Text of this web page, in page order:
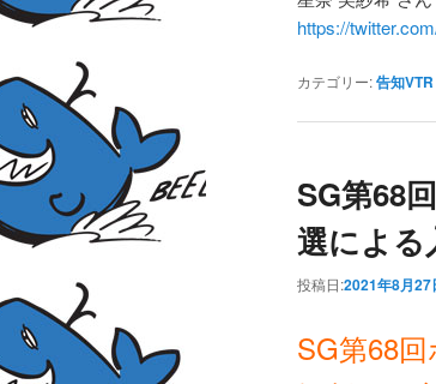
https://
カテゴリー:告知VTR
SG第68
選による
投稿日:2021年8月27
SG第68